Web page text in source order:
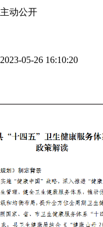
主动公开
2023-05-26 16:10:20